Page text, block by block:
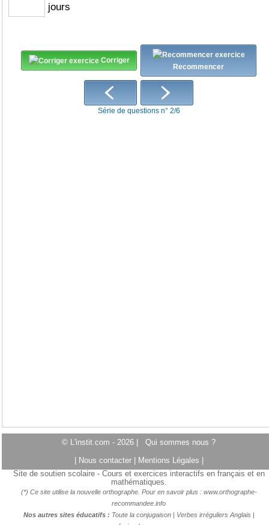
jours
Corriger
Recommencer
Série de questions n° 2/6
© L'instit.com - 2026 | Qui sommes nous ?
Nous contacter Mentions Légales
Site de soutien scolaire - Cours et exercices interactifs en français et en
mathématiques.
(*) Ce site utilise la nouvelle orthographe. Pour en savoir plus : www.orthographe-
recommandee.info
Nos autres sites éducatifs : Toute la conjugaison| Verbes irréguliers Anglais |